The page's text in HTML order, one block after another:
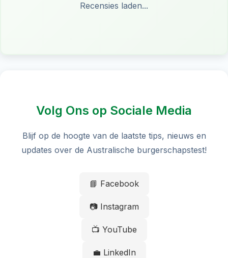
Recensies laden...
Volg Ons op Sociale Media
Blijf op de hoogte van de laatste tips, nieuws en
updates over de Australische burgerschapstest!
📘 Facebook
📷 Instagram
📺 YouTube
💼 LinkedIn